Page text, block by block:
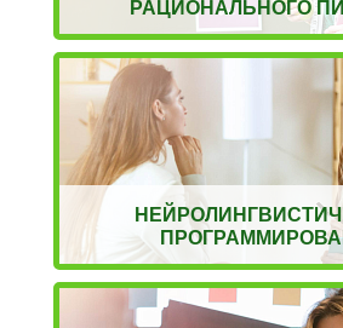
РАЦИОНАЛЬНОГО